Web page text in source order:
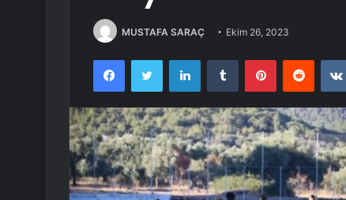
MUSTAFA SARAÇ Ekim 26, 2023
FacebookTwitter LinkedInTumblr PinterestReddit